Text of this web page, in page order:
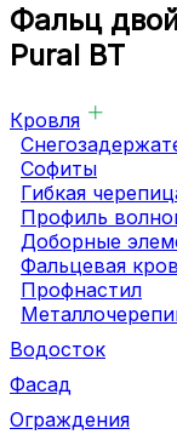
Фальц
Pural BT
Кровля
Софиты
Гибкая
Профиль
Доборные
Фальцевая
Профнастил
Водосток
Фасад
Ограждения